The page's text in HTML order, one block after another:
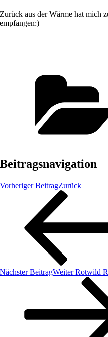
Zurück aus der Wärme hat mich
empfangen:)
Beitragsnavigation
Vorheriger BeitragZurück
Nächster BeitragWeiter Rotwild